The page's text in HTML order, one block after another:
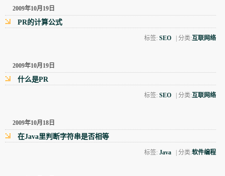
2009年10月19日
PR的计算公式
标签:SEO | 分类:互联网络
2009年10月19日
什么是PR
标签:SEO | 分类:互联网络
2009年10月18日
在Java里判断字符串是否相等
标签:Java | 分类:软件编程